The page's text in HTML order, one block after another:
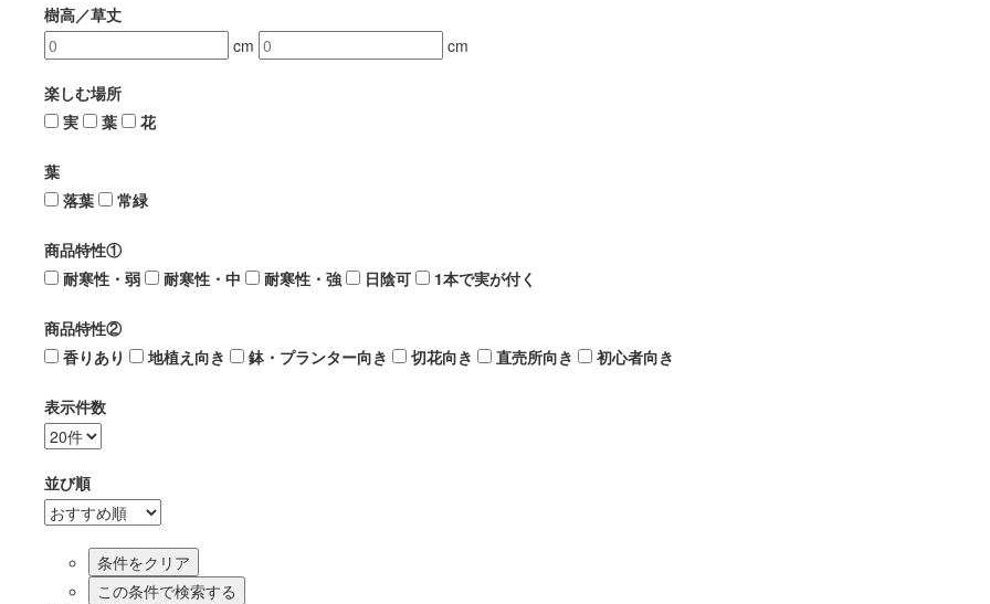
樹高／草丈
cm
cm
楽しむ場所
実
葉 花
葉
落葉
常緑
商品特性①
耐寒性・弱
耐寒性・中 耐寒性・強 日陰可 1本で実が付く
商品特性②
香りあり
地植え向き 鉢・プランター向き 切花向き 直売所向き 初心者向き
表示件数
並び順
この条件で検索する